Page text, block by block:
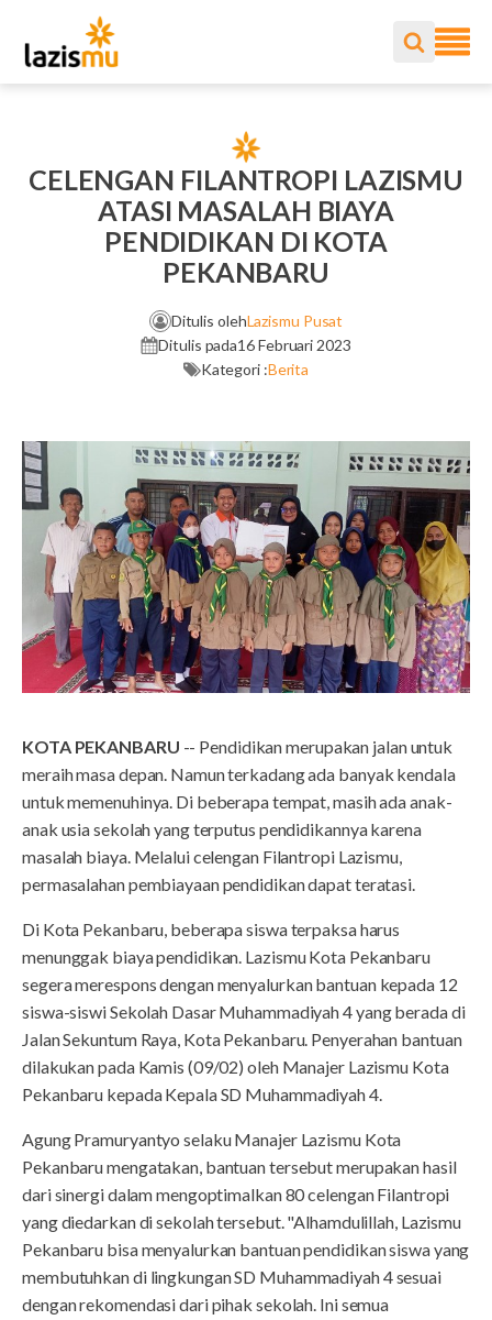
CELENGAN FILANTROPI LAZISMU
ATASI MASALAH BIAYA
PENDIDIKAN DI KOTA
PEKANBARU
Ditulis olehLazismu Pusat
Ditulis pada16 Februari 2023
Kategori :Berita
KOTA PEKANBARU -- Pendidikan merupakan jalan untuk
meraih masa depan. Namun terkadang ada banyak kendala
untuk memenuhinya. Di beberapa tempat, masih ada anak-
anak usia sekolah yang terputus pendidikannya karena
masalah biaya. Melalui celengan Filantropi Lazismu,
permasalahan pembiayaan pendidikan dapat teratasi.
Di Kota Pekanbaru, beberapa siswa terpaksa harus
menunggak biaya pendidikan. Lazismu Kota Pekanbaru
segera merespons dengan menyalurkan bantuan kepada 12
siswa-siswi Sekolah Dasar Muhammadiyah 4 yang berada di
Jalan Sekuntum Raya, Kota Pekanbaru. Penyerahan bantuan
dilakukan pada Kamis (09/02) oleh Manajer Lazismu Kota
Pekanbaru kepada Kepala SD Muhammadiyah 4.
Agung Pramuryantyo selaku Manajer Lazismu Kota
Pekanbaru mengatakan, bantuan tersebut merupakan hasil
dari sinergi dalam mengoptimalkan 80 celengan Filantropi
yang diedarkan di sekolah tersebut. "Alhamdulillah, Lazismu
Pekanbaru bisa menyalurkan bantuan pendidikan siswa yang
membutuhkan di lingkungan SD Muhammadiyah 4 sesuai
dengan rekomendasi dari pihak sekolah. Ini semua